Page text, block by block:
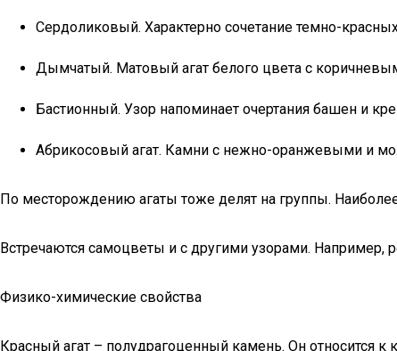
Сердоликовый. Характерно сочетание темно-
Дымчатый. Матовый агат белого цвета с
Бастионный. Узор напоминает очертания башен и
Абрикосовый агат. Камни с нежно-оранжевыми и
По месторождению агаты тоже делят на группы.
Встречаются самоцветы и с другими узорами. Например,
Физико-химические свойства
Красный агат – полудрагоценный камень. Он относится